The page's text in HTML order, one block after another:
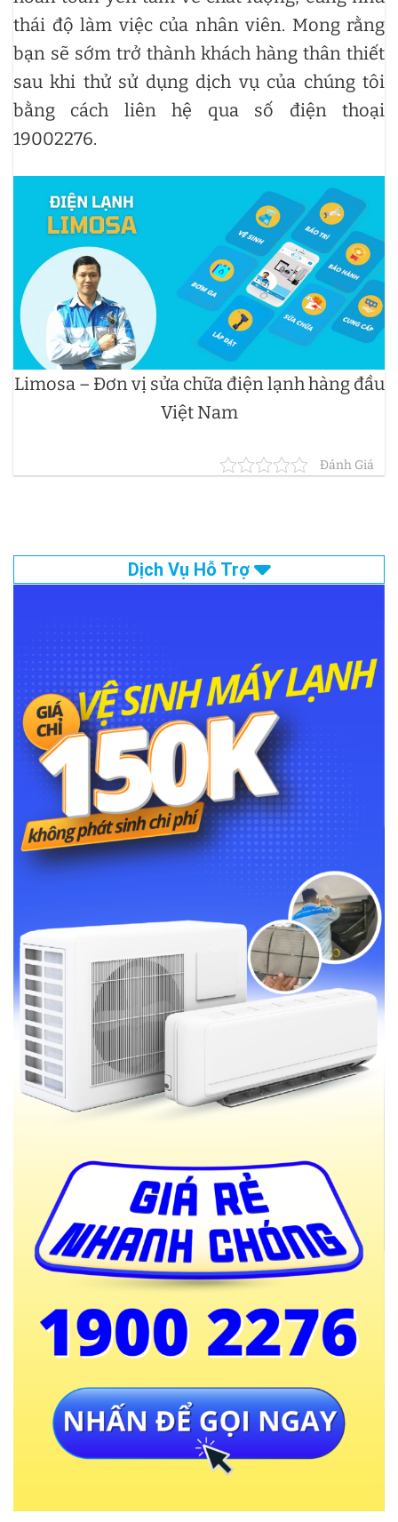
thái độ làm việc của nhân viên. Mong rằng
bạn sẽ sớm trở thành khách hàng thân thiết
sau khi thử sử dụng dịch vụ của chúng tôi
bằng cách liên hệ qua số điện thoại
19002276.
Limosa – Đơn vị sửa chữa điện lạnh hàng đầu
Việt Nam
Đánh Giá
Dịch Vụ Hỗ Trợ